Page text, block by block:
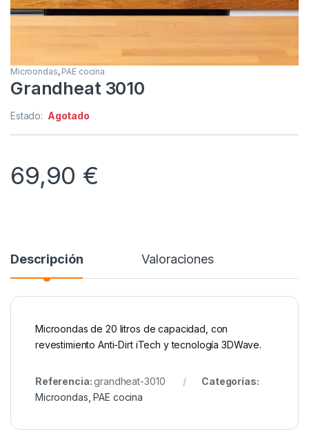
Microondas, PAE cocina
Grandheat 3010
Estado: Agotado
69,90 €
Descripción Valoraciones
Microondas de 20 litros de capacidad, con
revestimiento Anti-Dirt iTech y tecnología 3DWave.
Referencia:grandheat-3010
Categorías:
Microondas ,PAE cocina